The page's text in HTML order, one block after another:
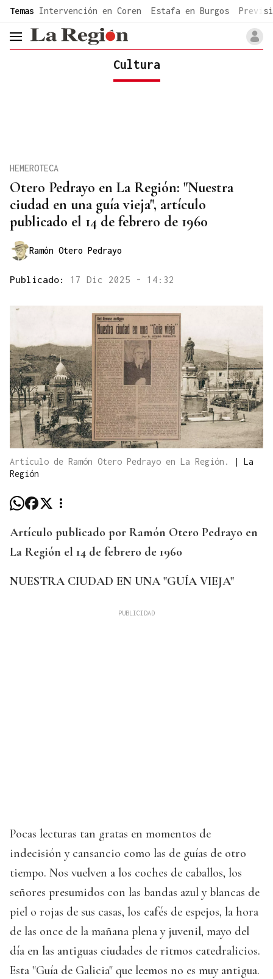
common.go-to-content
Temas Intervención en Coren Estafa en Burgos
header.menu.open
Cultura
Otero Pedrayo en La Región: "Nuestra
ciudad en una guía vieja", artículo
publicado el 14 de febrero de 1960
HEMEROTECA
Ramón Otero Pedrayo
Publicado: 17 Dic 2025 - 14:32
Artículo de Ramón Otero Pedrayo en La Región. | La
Región
Artículo publicado por Ramón Otero Pedrayo en
La Región el 14 de febrero de 1960
NUESTRA CIUDAD EN UNA "GUÍA VIEJA"
Pocas lecturas tan gratas en momentos de
indecisión y cansancio como las de guías de otro
tiempo. Nos vuelven a los coches de caballos, los
señores presumidos con las bandas azul y blancas de
piel o rojas de sus casas, los cafés de espejos, la hora
de las once de la mañana plena y juvenil, mayo del
día en las antiguas ciudades de ritmos catedralicios.
Esta "Guía de Galicia" que leemos no es muy antigua.